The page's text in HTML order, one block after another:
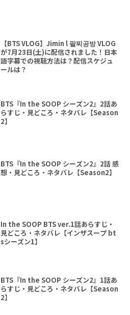
【BTS VLOG】Jimin l 팔찌공방 VLOG
が7月23日(土)に配信されました！日本
語字幕での視聴方法は？配信スケジュ
ールは？
BTS『In the SOOP シーズン2』2話あ
らすじ・見どころ・ネタバレ【Season
2】
BTS『In the SOOP シーズン2』2話 感
想・見どころ・ネタバレ【Season2】
In the SOOP BTS ver.1話あらすじ・
見どころ・ネタバレ【インザスープ bt
sシーズン1】
BTS『In the SOOP シーズン2』1話あ
らすじ・見どころ・ネタバレ【Season
2】